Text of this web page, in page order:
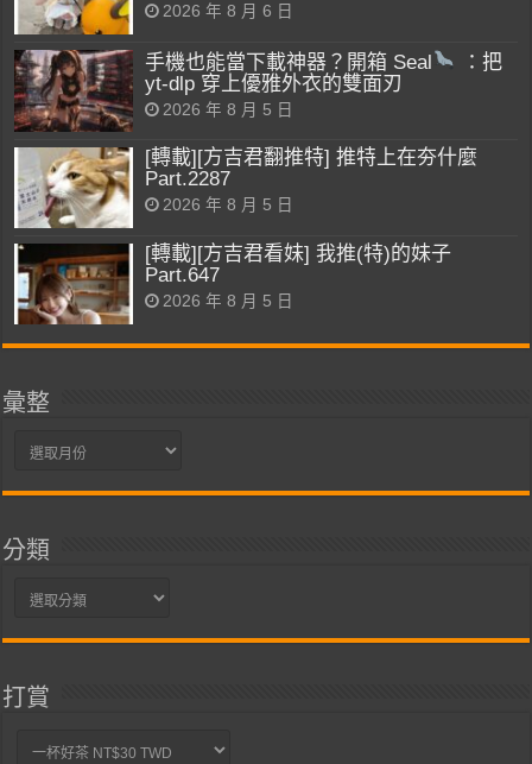
2026 年 8 月 6 日
手機也能當下載神器？開箱 Seal
：把
yt-dlp 穿上優雅外衣的雙面刃
2026 年 8 月 5 日
[轉載][方吉君翻推特] 推特上在夯什麼
Part.2287
2026 年 8 月 5 日
[轉載][方吉君看妹] 我推(特)的妹子
Part.647
2026 年 8 月 5 日
彙整
彙
分類
分
打賞